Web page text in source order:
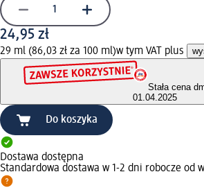
24,95 zł
29 ml (86,03 zł za 100 ml)w tym VAT plus
Stała cena
01.04.2025
Do koszyka
Dostawa dostępna
Standardowa dostawa w 1-2 dni robocze od